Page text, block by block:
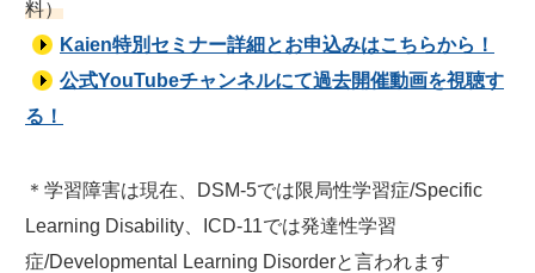
料）
Kaien特別セミナー詳細とお申込みはこちらから！
公式YouTubeチャンネルにて過去開催動画を視聴す
る！
＊学習障害は現在、DSM-5では限局性学習症/Specific
Learning Disability、ICD-11では発達性学習
症/Developmental Learning Disorderと言われます